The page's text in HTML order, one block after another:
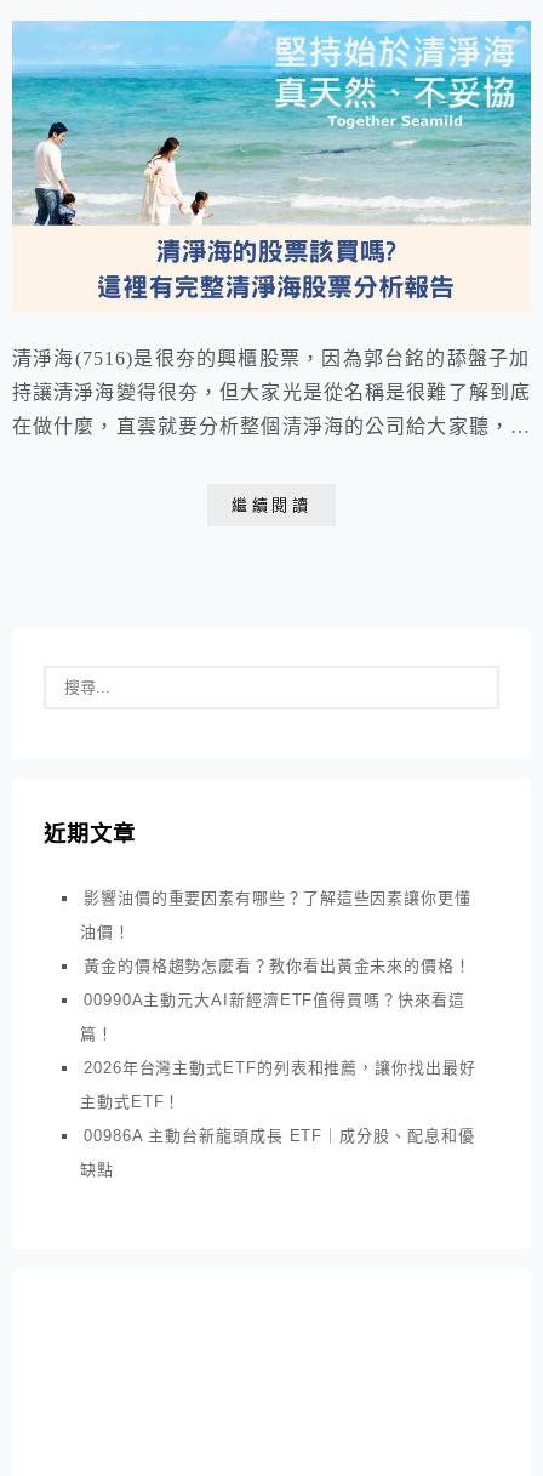
清淨海(7516)是很夯的興櫃股票，因為郭台銘的舔盤子加
持讓清淨海變得很夯，但大家光是從名稱是很難了解到底
在做什麼，直雲就要分析整個清淨海的公司給大家聽，然
繼續閱讀
近期文章
影響油價的重要因素有哪些？了解這些因素讓你更懂
油價！
黃金的價格趨勢怎麼看？教你看出黃金未來的價格！
00990A主動元大AI新經濟ETF值得買嗎？快來看這
篇！
2026年台灣主動式ETF的列表和推薦，讓你找出最好
主動式ETF！
00986A 主動台新龍頭成長 ETF｜成分股、配息和優
缺點